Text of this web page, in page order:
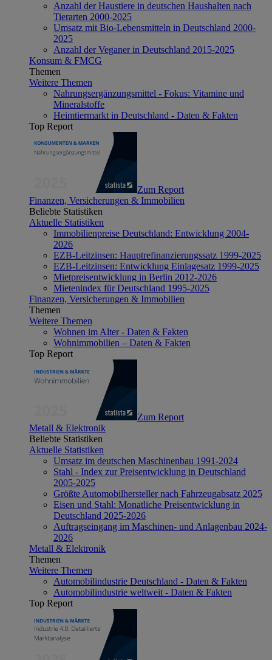
Anzahl der Haustiere in deutschen Haushalten nach
Tierarten 2000-2025
Umsatz mit Bio-Lebensmitteln in Deutschland 2000-
2025
Anzahl der Veganer in Deutschland 2015-2025
Konsum & FMCG
Themen
Weitere Themen
Nahrungsergänzungsmittel - Fokus: Vitamine und
Mineralstoffe
Heimtiermarkt in Deutschland - Daten & Fakten
Top Report
Zum Report
Finanzen, Versicherungen & Immobilien
Beliebte Statistiken
Aktuelle Statistiken
Immobilienpreise Deutschland: Entwicklung 2004-
2026
EZB-Leitzinsen: Hauptrefinanzierungssatz 1999-2025
EZB-Leitzinsen: Entwicklung Einlagesatz 1999-2025
Mietpreisentwicklung in Berlin 2012-2026
Mietenindex für Deutschland 1995-2025
Finanzen, Versicherungen & Immobilien
Themen
Weitere Themen
Wohnen im Alter - Daten & Fakten
Wohnimmobilien – Daten & Fakten
Top Report
Zum Report
Metall & Elektronik
Beliebte Statistiken
Aktuelle Statistiken
Umsatz im deutschen Maschinenbau 1991-2024
Stahl - Index zur Preisentwicklung in Deutschland
2005-2025
Größte Automobilhersteller nach Fahrzeugabsatz 2025
Eisen und Stahl: Monatliche Preisentwicklung in
Deutschland 2025-2026
Auftragseingang im Maschinen- und Anlagenbau 2024-
2026
Metall & Elektronik
Themen
Weitere Themen
Automobilindustrie Deutschland - Daten & Fakten
Automobilindustrie weltweit - Daten & Fakten
Top Report